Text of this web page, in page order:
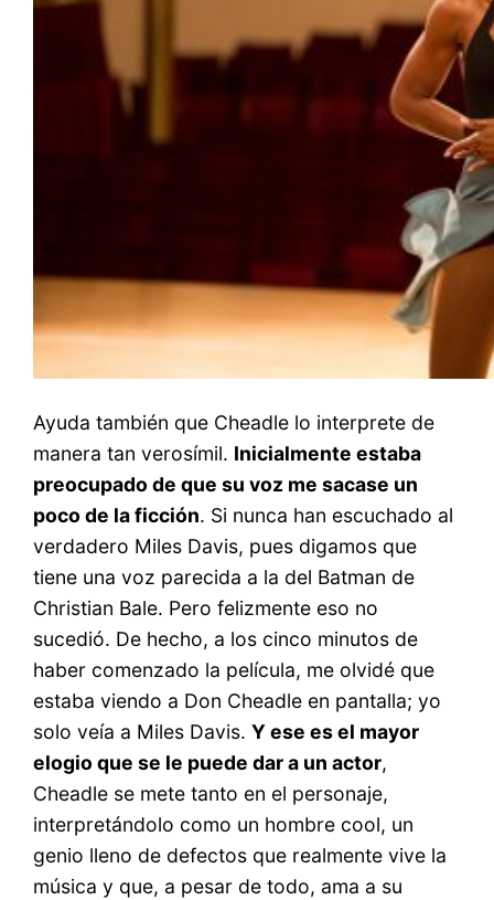
Ayuda también que Cheadle lo interprete de
manera tan verosímil. Inicialmente estaba
preocupado de que su voz me sacase un
poco de la ficción. Si nunca han escuchado al
verdadero Miles Davis, pues digamos que
tiene una voz parecida a la del Batman de
Christian Bale. Pero felizmente eso no
sucedió. De hecho, a los cinco minutos de
haber comenzado la película, me olvidé que
estaba viendo a Don Cheadle en pantalla; yo
solo veía a Miles Davis.Y ese es el mayor
elogio que se le puede dar a un actor,
Cheadle se mete tanto en el personaje,
interpretándolo como un hombre cool, un
genio lleno de defectos que realmente vive la
música y que, a pesar de todo, ama a su